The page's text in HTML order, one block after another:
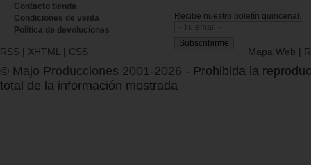
Contacto tienda
Condiciones de venta
Política de devoluciones
Recibe nuestro boletín quincenal.
RSS | XHTML | CSS Mapa Web |
© Majo Producciones 2001-2026 - Prohibida la
total de la información mostrada